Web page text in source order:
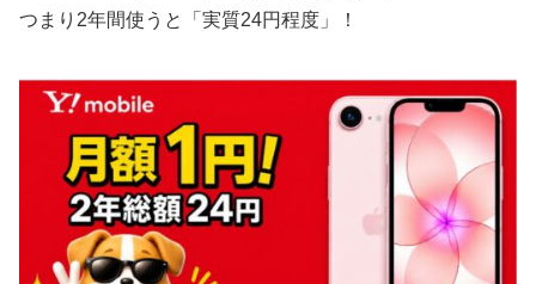
つまり2年間使うと「実質24円程度」！